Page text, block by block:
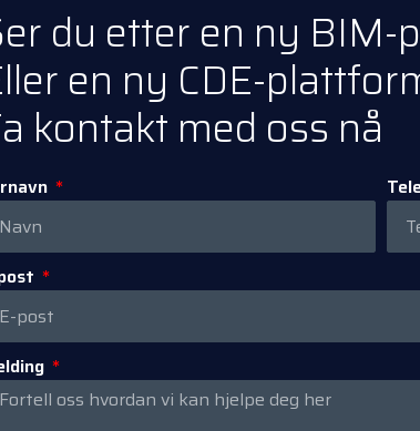
du etter en ny
en ny CDE-
kontakt med oss nå